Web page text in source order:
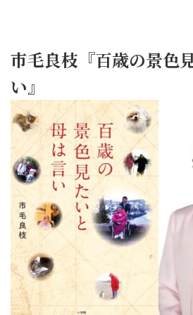
市毛良枝『百歳の景色
い』